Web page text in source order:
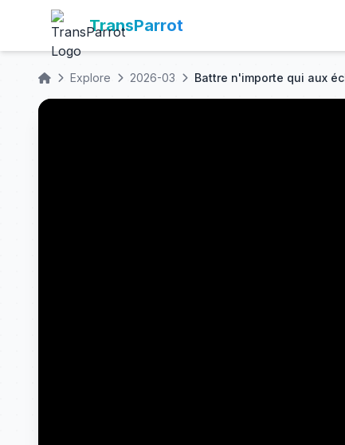
TransParrot
Explore 2026-03